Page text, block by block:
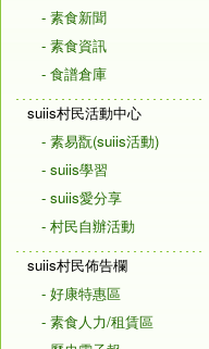
- 素食新聞
- 素食資訊
- 食譜倉庫
suiis村民活動中心
- 素易翫(suiis活動)
- suiis學習
- suiis愛分享
- 村民自辦活動
suiis村民佈告欄
- 好康特惠區
- 素食人力/租賃區